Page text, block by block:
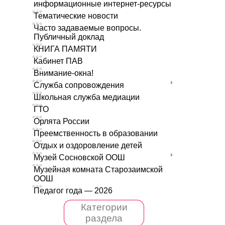
информационные интернет-ресурсы
Тематические новости
Часто задаваемые вопросы.
Публичный доклад
КНИГА ПАМЯТИ
Кабинет ПАВ
Внимание-окна!
Служба сопровождения
Школьная служба медиации
ГТО
Орлята России
Преемственность в образовании
Отдых и оздоровление детей
Музей Сосновской ООШ
Музейная комната Старозаимской
ООШ
Педагог года — 2026
Категории
раздела